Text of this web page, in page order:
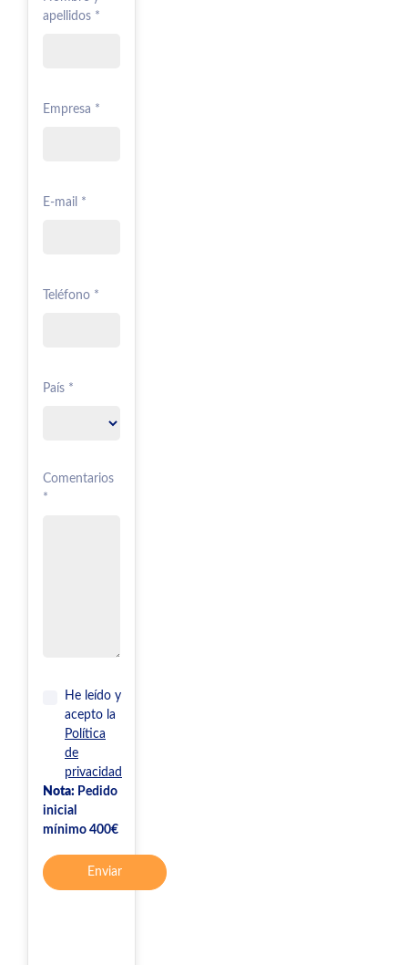
apellidos *
Empresa *
E-mail *
Teléfono *
País *
Comentarios
*
He leído y
acepto la
Política
de
privacidad
Nota: Pedido
inicial
mínimo 400€
Enviar